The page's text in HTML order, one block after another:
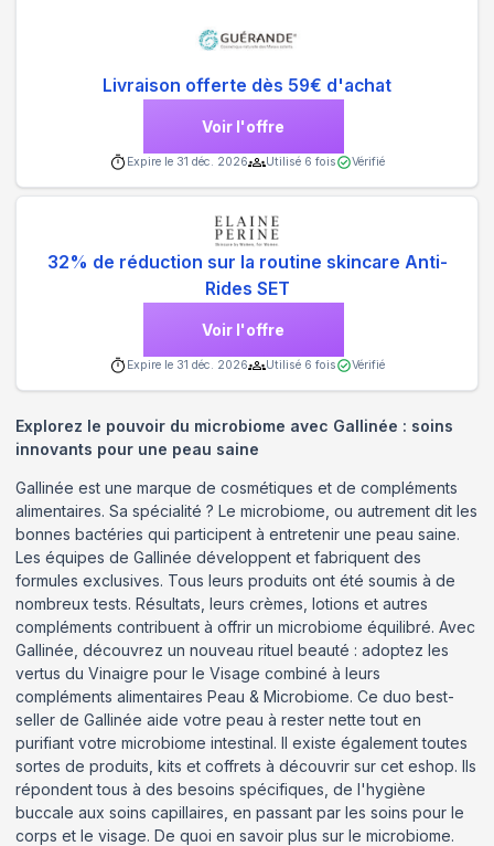
Livraison offerte dès 59€ d'achat
Voir l'offre
Expire le 31 déc. 2026 Utilisé 6 fois Vérifié
32% de réduction sur la routine skincare Anti-
Rides SET
Voir l'offre
Expire le 31 déc. 2026 Utilisé 6 fois Vérifié
Explorez le pouvoir du microbiome avec Gallinée : soins
innovants pour une peau saine
Gallinée est une marque de cosmétiques et de compléments
alimentaires. Sa spécialité ? Le microbiome, ou autrement dit les
bonnes bactéries qui participent à entretenir une peau saine.
Les équipes de Gallinée développent et fabriquent des
formules exclusives. Tous leurs produits ont été soumis à de
nombreux tests. Résultats, leurs crèmes, lotions et autres
compléments contribuent à offrir un microbiome équilibré. Avec
Gallinée, découvrez un nouveau rituel beauté : adoptez les
vertus du Vinaigre pour le Visage combiné à leurs
compléments alimentaires Peau & Microbiome. Ce duo best-
seller de Gallinée aide votre peau à rester nette tout en
purifiant votre microbiome intestinal. Il existe également toutes
sortes de produits, kits et coffrets à découvrir sur cet eshop. Ils
répondent tous à des besoins spécifiques, de l'hygiène
buccale aux soins capillaires, en passant par les soins pour le
corps et le visage. De quoi en savoir plus sur le microbiome.